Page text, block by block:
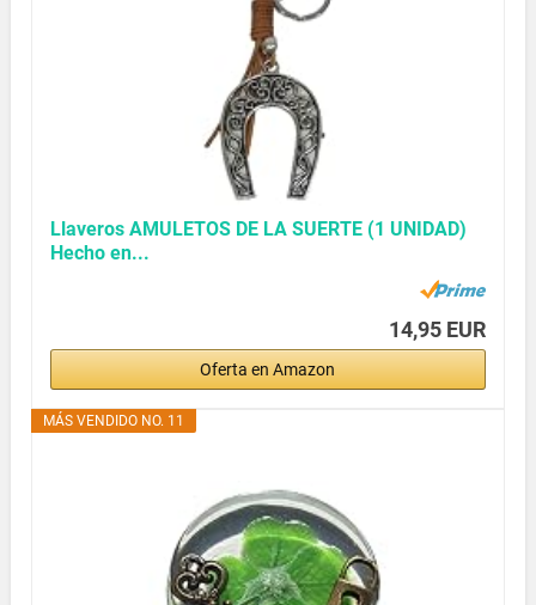
Llaveros AMULETOS DE LA SUERTE (1 UNIDAD)
Hecho en...
14,95 EUR
Oferta en Amazon
MÁS VENDIDO NO. 11